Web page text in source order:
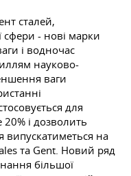
сталей,
сфери - нові марки
і водночас
науково-
ваги
для
і дозволить
випускатиметься на
та Gent. Новий ряд
більшої